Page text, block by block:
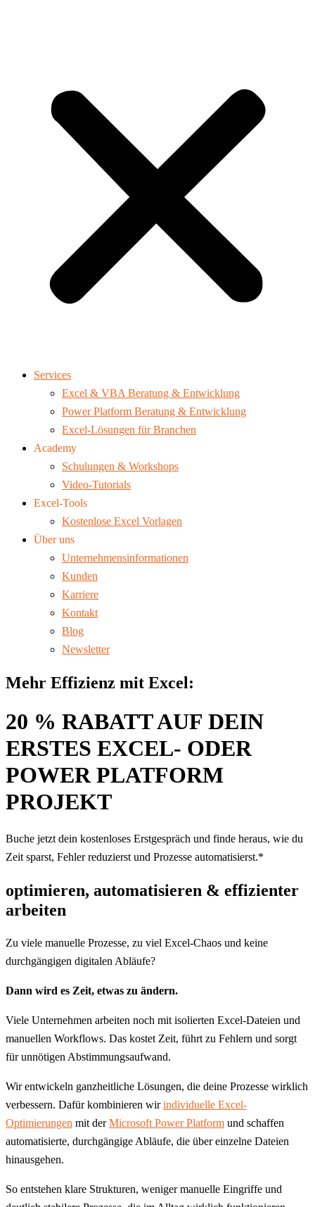
Services
Excel & VBA Beratung & Entwicklung
Power Platform Beratung & Entwicklung
Excel-Lösungen für Branchen
Academy
Schulungen & Workshops
Video-Tutorials
Excel-Tools
Kostenlose Excel Vorlagen
Über uns
Unternehmensinformationen
Kunden
Karriere
Kontakt
Blog
Newsletter
Mehr Effizienz mit Excel:
20 % RABATT AUF DEIN
ERSTES EXCEL- ODER
POWER PLATFORM
PROJEKT
Buche jetzt dein kostenloses Erstgespräch und finde heraus, wie du
Zeit sparst, Fehler reduzierst und Prozesse automatisierst.*
optimieren, automatisieren & effizienter
arbeiten​
Zu viele manuelle Prozesse, zu viel Excel-Chaos und keine
durchgängigen digitalen Abläufe?
Dann wird es Zeit, etwas zu ändern.
Viele Unternehmen arbeiten noch mit isolierten Excel-Dateien und
manuellen Workflows. Das kostet Zeit, führt zu Fehlern und sorgt
für unnötigen Abstimmungsaufwand.
Wir entwickeln ganzheitliche Lösungen, die deine Prozesse wirklich
verbessern. Dafür kombinieren wirindividuelle Excel-
Optimierungen mit derMicrosoft Power Platform und schaffen
automatisierte, durchgängige Abläufe, die über einzelne Dateien
hinausgehen.
So entstehen klare Strukturen, weniger manuelle Eingriffe und